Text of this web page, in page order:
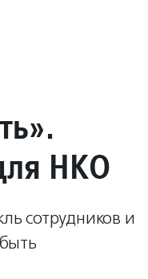
НКО
сотрудников и